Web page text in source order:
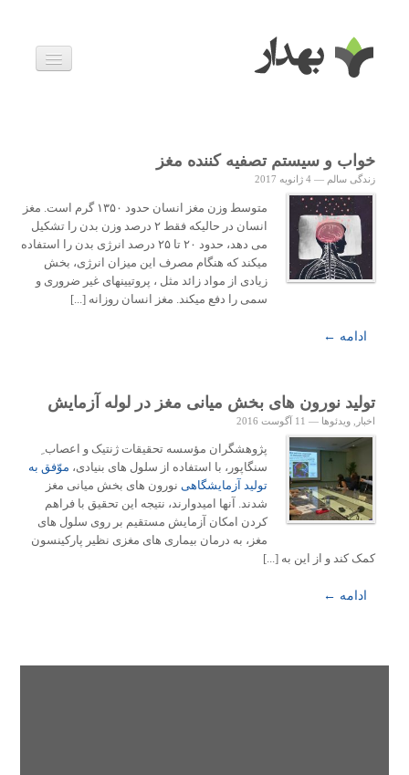
زندگی سالم
خانواده و بارداری
درباره ما
خواب و سیستم تصفیه کننده مغز
زندگی سالم — 4 ژانویه 2017
متوسط وزن مغز انسان حدود ۱۳۵۰ گرم است. مغز
انسان در حالیکه فقط ۲ درصد وزن بدن را تشکیل
می دهد، حدود ۲۰ تا ۲۵ درصد انرژی بدن را استفاده
میکند که هنگام مصرف این میزان انرژی، بخش
زیادی از مواد زائد مثل ، پروتیینهای غیر ضروری و
سمی را دفع میکند. مغز انسان روزانه [...]
ادامه ←
تولید نورون های بخش میانی مغز در لوله آزمایش
اخبار ویدئوها — 11 آگوست 2016
پژوهشگران مؤسسه تحقیقات ژنتیک و اعصاب ِ
سنگاپور، با استفاده از سلول های بنیادی، موّفق به
تولید آزمایشگاهی نورون های بخش میانی مغز
شدند. آنها امیدوارند، نتیجه این تحقیق با فراهم
کردن امکان آزمایش مستقیم بر روی سلول های
مغز، به درمان بیماری های مغزی نظیر پارکینسون
کمک کند و از این به [...]
ادامه ←